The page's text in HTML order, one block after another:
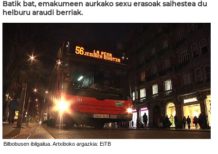
Batik bat, emakumeen aurkako sexu erasoak saihestea du
helburu araudi berriak.
Bilbobusen ibilgailua. Artxiboko argazkia: EiTB